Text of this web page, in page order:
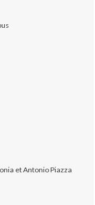
et Antonio Piazza